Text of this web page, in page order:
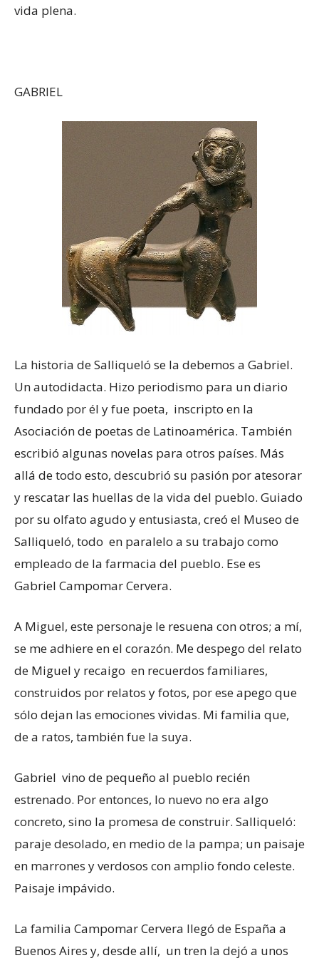
vida plena.
GABRIEL
La historia de Salliqueló se la debemos a Gabriel.
Un autodidacta. Hizo periodismo para un diario
fundado por él y fue poeta, inscripto en la
Asociación de poetas de Latinoamérica. También
escribió algunas novelas para otros países. Más
allá de todo esto, descubrió su pasión por atesorar
y rescatar las huellas de la vida del pueblo. Guiado
por su olfato agudo y entusiasta, creó el Museo de
Salliqueló, todo en paralelo a su trabajo como
empleado de la farmacia del pueblo. Ese es
Gabriel Campomar Cervera.
A Miguel, este personaje le resuena con otros; a mí,
se me adhiere en el corazón. Me despego del relato
de Miguel y recaigo en recuerdos familiares,
construidos por relatos y fotos, por ese apego que
sólo dejan las emociones vividas. Mi familia que,
de a ratos, también fue la suya.
Gabriel vino de pequeño al pueblo recién
estrenado. Por entonces, lo nuevo no era algo
concreto, sino la promesa de construir. Salliqueló:
paraje desolado, en medio de la pampa; un paisaje
en marrones y verdosos con amplio fondo celeste.
Paisaje impávido.
La familia Campomar Cervera llegó de España a
Buenos Aires y, desde allí, un tren la dejó a unos